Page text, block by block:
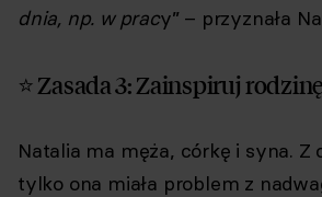
dnia, np. w pracy” – przyznała
⭐ Zasada 3: Zainspiruj rodzinę
Natalia ma męża, córkę i syna. Z
tylko ona miała problem z